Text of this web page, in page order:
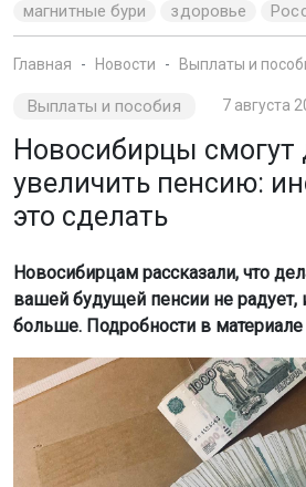
магнитные бури здоровье
Главная Новости Выплаты и
Выплаты и пособия 7 августа
Новосибирцы смогут
увеличить пенсию:
это сделать
Новосибирцам рассказали, что
вашей будущей пенсии не радует,
больше. Подробности в материале